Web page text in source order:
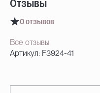
Отзывы
0 отзывов
Все отзывы
Артикул: F3924-41